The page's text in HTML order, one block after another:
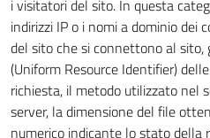
i visitatori del sito. In questa
indirizzi IP o i nomi a dominio dei
del sito che si connettono al sito,
(Uniform Resource Identifier)
richiesta, il metodo utilizzato nel
server, la dimensione del file
numerico indicante lo stato della